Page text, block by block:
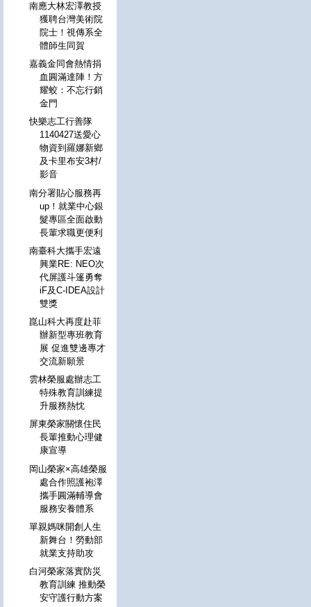
南應大林宏澤教授
獲聘台灣美術院
院士！視傳系全
體師生同賀
嘉義金同會熱情捐
血圓滿達陣！方
耀蛟：不忘行銷
金門
快樂志工行善隊
1140427送愛心
物資到羅娜新鄉
及卡里布安3村/
影音
南分署貼心服務再
up！就業中心銀
髮專區全面啟動
長輩求職更便利
南臺科大攜手宏遠
興業RE: NEO次
代屏護斗篷勇奪
iF及C-IDEA設計
雙獎
崑山科大再度赴菲
辦新型專班教育
展 促進雙邊專才
交流新願景
雲林榮服處辦志工
特殊教育訓練提
升服務熱忱
屏東榮家關懷住民
長輩推動心理健
康宣導
岡山榮家×高雄榮服
處合作照護袍澤
攜手圓滿輔導會
服務安養體系
單親媽咪開創人生
新舞台！勞動部
就業支持助攻
白河榮家落實防災
教育訓練 推動榮
安守護行動方案